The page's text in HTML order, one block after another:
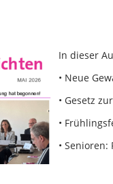
In dieser
• Neue
• Gesetz
•
•